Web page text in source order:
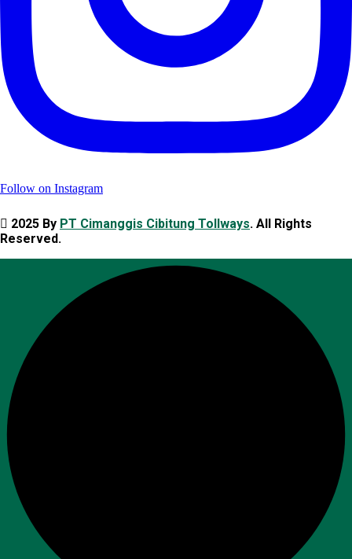
Follow on Instagram
2025 By PT Cimanggis Cibitung Tollways. All Rights
Reserved.